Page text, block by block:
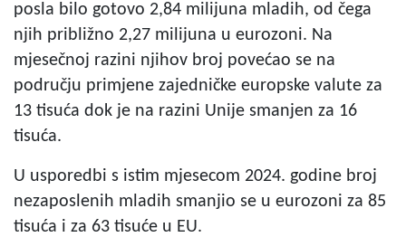
posla bilo gotovo 2,84 milijuna mladih, od čega
njih približno 2,27 milijuna u eurozoni. Na
mjesečnoj razini njihov broj povećao se na
području primjene zajedničke europske valute za
13 tisuća dok je na razini Unije smanjen za 16
tisuća.
U usporedbi s istim mjesecom 2024. godine broj
nezaposlenih mladih smanjio se u eurozoni za 85
tisuća i za 63 tisuće u EU.